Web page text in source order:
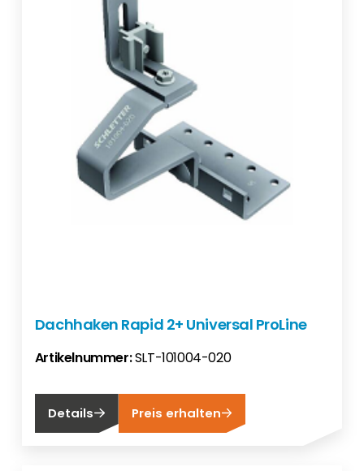
Dachhaken Rapid 2+ Universal ProLine
Artikelnummer:SLT-101004-020
Details Preis erhalten